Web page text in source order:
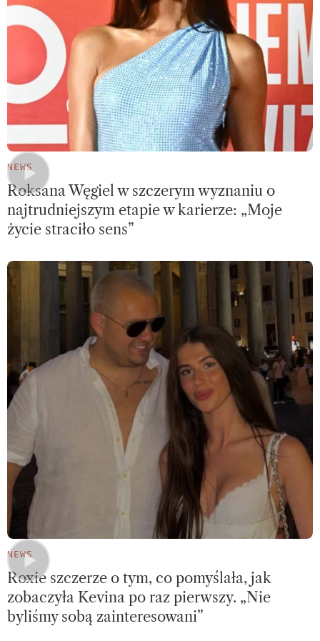
NEWS
Roksana Węgiel w szczerym wyznaniu o
najtrudniejszym etapie w karierze: „Moje
życie straciło sens”
NEWS
Roxie szczerze o tym, co pomyślała, jak
zobaczyła Kevina po raz pierwszy. „Nie
byliśmy sobą zainteresowani”